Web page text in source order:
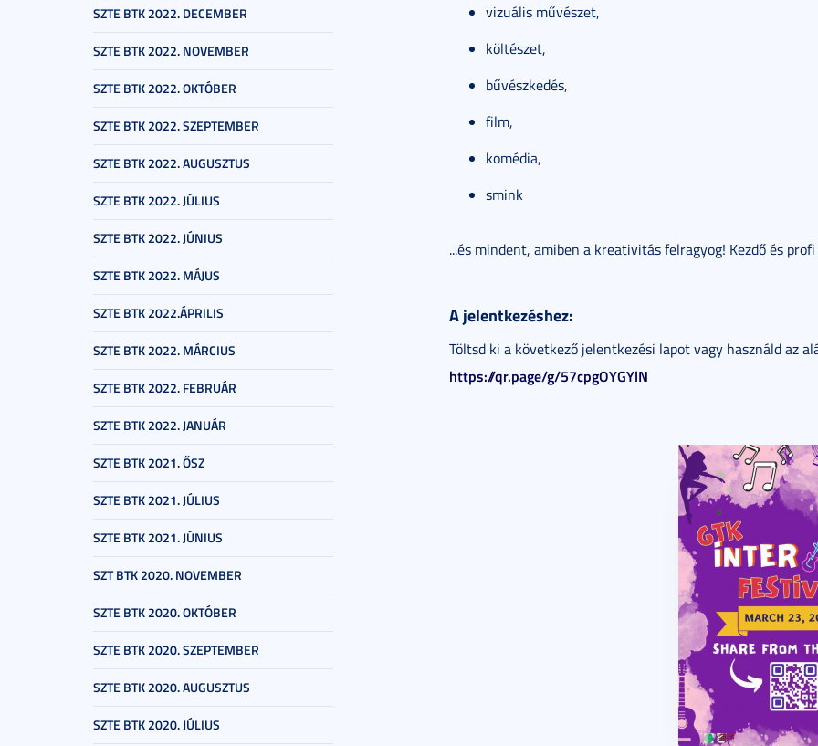
SZTE BTK 2022. DECEMBER
SZTE BTK 2022. NOVEMBER
SZTE BTK 2022. OKTÓBER
SZTE BTK 2022. SZEPTEMBER
SZTE BTK 2022. AUGUSZTUS
SZTE BTK 2022. JÚLIUS
SZTE BTK 2022. JÚNIUS
SZTE BTK 2022. MÁJUS
SZTE BTK 2022.ÁPRILIS
SZTE BTK 2022. MÁRCIUS
SZTE BTK 2022. FEBRUÁR
SZTE BTK 2022. JANUÁR
SZTE BTK 2021. ŐSZ
SZTE BTK 2021. JÚLIUS
SZTE BTK 2021. JÚNIUS
SZT BTK 2020. NOVEMBER
SZTE BTK 2020. OKTÓBER
SZTE BTK 2020. SZEPTEMBER
SZTE BTK 2020. AUGUSZTUS
SZTE BTK 2020. JÚLIUS
vizuális művészet,
költészet,
bűvészkedés,
film,
komédia,
smink
...és mindent, amiben a kreativitás felragyog! Kezdő és
A jelentkezéshez:
Töltsd ki a következő jelentkezési lapot vagy használd az
https://qr.page/g/57cpgOYGYlN